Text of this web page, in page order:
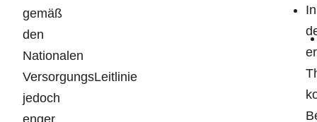
gemäß
den
Nationalen
VersorgungsLeitlinie
jedoch
enger
In